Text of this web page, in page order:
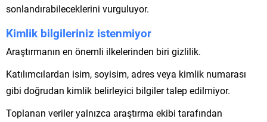
sonlandırabileceklerini vurguluyor.
Kimlik bilgileriniz istenmiyor
Araştırmanın en önemli ilkelerinden biri gizlilik.
Katılımcılardan isim, soyisim, adres veya kimlik numarası
gibi doğrudan kimlik belirleyici bilgiler talep edilmiyor.
Toplanan veriler yalnızca araştırma ekibi tarafından